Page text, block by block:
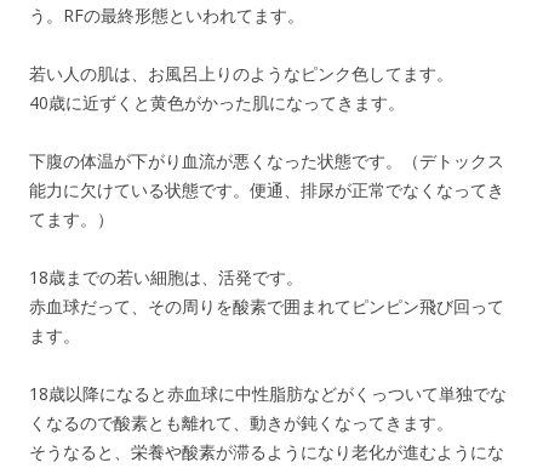
う。RFの最終形態といわれてます。
若い人の肌は、お風呂上りのようなピンク色してます。
40歳に近ずくと黄色がかった肌になってきます。
下腹の体温が下がり血流が悪くなった状態です。（デトックス
能力に欠けている状態です。便通、排尿が正常でなくなってき
てます。）
18歳までの若い細胞は、活発です。
赤血球だって、その周りを酸素で囲まれてピンピン飛び回って
ます。
18歳以降になると赤血球に中性脂肪などがくっついて単独でな
くなるので酸素とも離れて、動きが鈍くなってきます。
そうなると、栄養や酸素が滞るようになり老化が進むようにな